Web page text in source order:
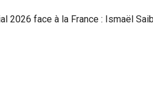
2026 face à la France : Ismaël